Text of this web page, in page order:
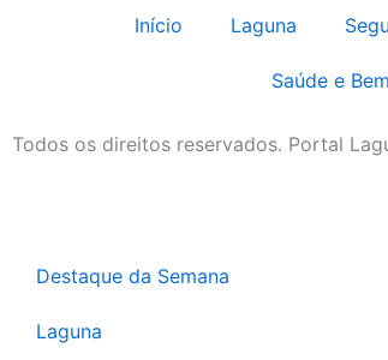
Início Laguna
Saúde e
Todos os direitos reservados. Portal
Destaque da Semana
Laguna